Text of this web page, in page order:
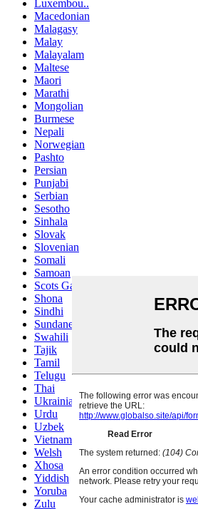
Luxembou..
Macedonian
Malagasy
Malay
Malayalam
Maltese
Maori
Marathi
Mongolian
Burmese
Nepali
Norwegian
Pashto
Persian
Punjabi
Serbian
Sesotho
Sinhala
Slovak
Slovenian
Somali
Samoan
Scots Gaelic
Shona
Sindhi
Sundanese
Swahili
Tajik
Tamil
Telugu
Thai
Ukrainian
Urdu
Uzbek
Vietnamese
Welsh
Xhosa
Yiddish
Yoruba
Zulu